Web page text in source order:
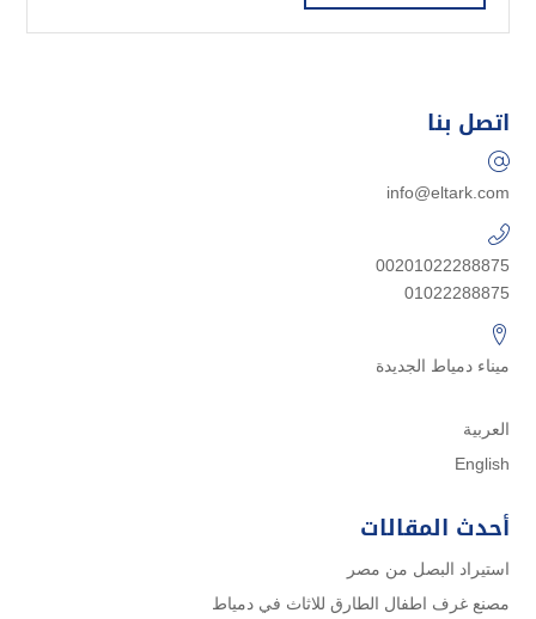
اتصل بنا
info@eltark.com
00201022288875
01022288875
ميناء دمياط الجديدة
العربية
English
أحدث المقالات
استيراد البصل من مصر
مصنع غرف اطفال الطارق للاثاث في دمياط